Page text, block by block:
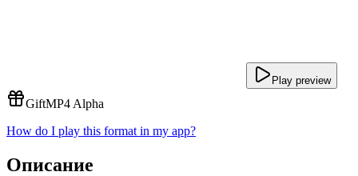
Play preview
GiftMP4 Alpha
How do I play this format in my app?
Описание